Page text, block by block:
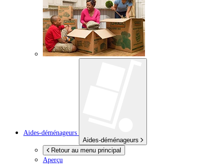
Aides-déménageurs
Aides-déménageurs
Retour au menu principal
Aperçu